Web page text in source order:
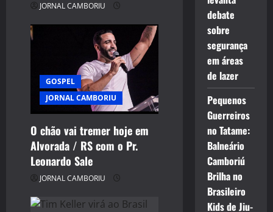
JORNAL CAMBORIU
GOSPEL
JORNAL CAMBORIU
O chão vai tremer hoje em
Alvorada / RS com o Pr.
Leonardo Sale
JORNAL CAMBORIU
debate
sobre
segurança
em áreas
de lazer
Pequenos
Guerreiros
no Tatame:
Balneário
Camboriú
Brilha no
Brasileiro
Kids de Jiu-